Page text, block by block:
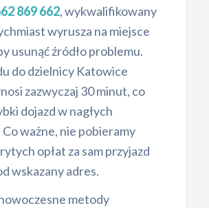
869 662, wykwalifikowany
wyrusza na miejsce
usunąć źródło problemu.
do dzielnicy Katowice
zazwyczaj 30 minut, co
dojazd w nagłych
ważne, nie pobieramy
opłat za sam przyjazd
wskazany adres.
metody